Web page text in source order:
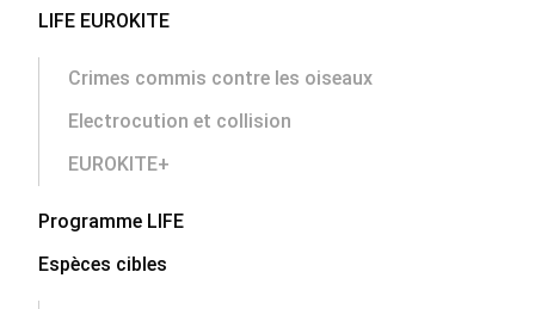
au
contenu
LIFE EUROKITE
Crimes commis contre les oiseaux
Electrocution et collision
EUROKITE+
Programme LIFE
Espèces cibles